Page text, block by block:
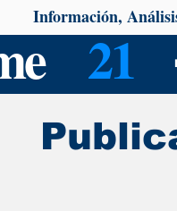
21
Información,